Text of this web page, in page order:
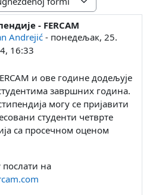
- FERCAM
Andrejić - понедељак, 25.
16:33
0
и ове године додељује
завршних година.
могу се пријавити
студенти четврте
са просечном оценом
послати на